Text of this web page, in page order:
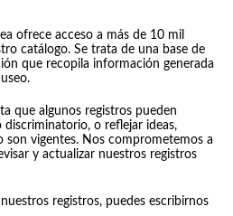
ofrece acceso a más de 10 mil
catálogo. Se trata de una base de
que recopila información generada
que algunos registros pueden
o reflejar ideas,
son vigentes. Nos comprometemos a
y actualizar nuestros registros
registros, puedes escribirnos